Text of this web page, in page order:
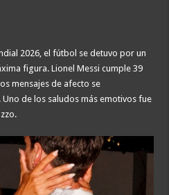
2026, el fútbol se detuvo por un
figura. Lionel Messi cumple 39
mensajes de afecto se
de los saludos más emotivos fue